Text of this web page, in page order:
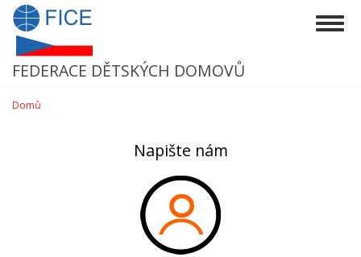
Přejít
hlavnímu
obsahu
FEDERACE DĚTSKÝCH DOMOVŮ
Domů
Napište nám